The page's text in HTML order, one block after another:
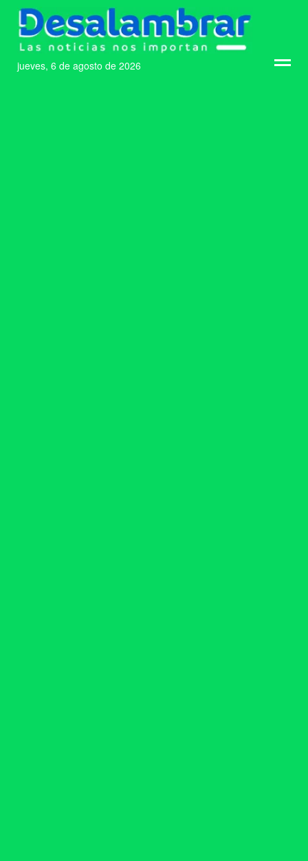
jueves, 6 de agosto de 2026